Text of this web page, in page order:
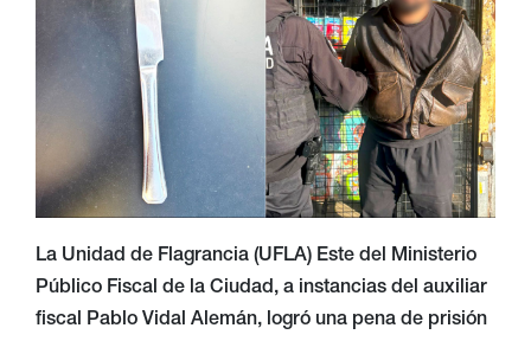
La Unidad de Flagrancia (UFLA) Este del Ministerio
Público Fiscal de la Ciudad, a instancias del auxiliar
fiscal Pablo Vidal Alemán, logró una pena de prisión